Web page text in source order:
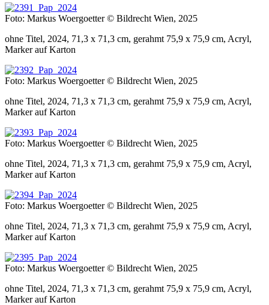
Foto: Markus Woergoetter © Bildrecht Wien, 2025
ohne Titel, 2024, 71,3 x 71,3 cm, gerahmt 75,9 x 75,9 cm, Acryl,
Marker auf Karton
Foto: Markus Woergoetter © Bildrecht Wien, 2025
ohne Titel, 2024, 71,3 x 71,3 cm, gerahmt 75,9 x 75,9 cm, Acryl,
Marker auf Karton
Foto: Markus Woergoetter © Bildrecht Wien, 2025
ohne Titel, 2024, 71,3 x 71,3 cm, gerahmt 75,9 x 75,9 cm, Acryl,
Marker auf Karton
Foto: Markus Woergoetter © Bildrecht Wien, 2025
ohne Titel, 2024, 71,3 x 71,3 cm, gerahmt 75,9 x 75,9 cm, Acryl,
Marker auf Karton
Foto: Markus Woergoetter © Bildrecht Wien, 2025
ohne Titel, 2024, 71,3 x 71,3 cm, gerahmt 75,9 x 75,9 cm, Acryl,
Marker auf Karton